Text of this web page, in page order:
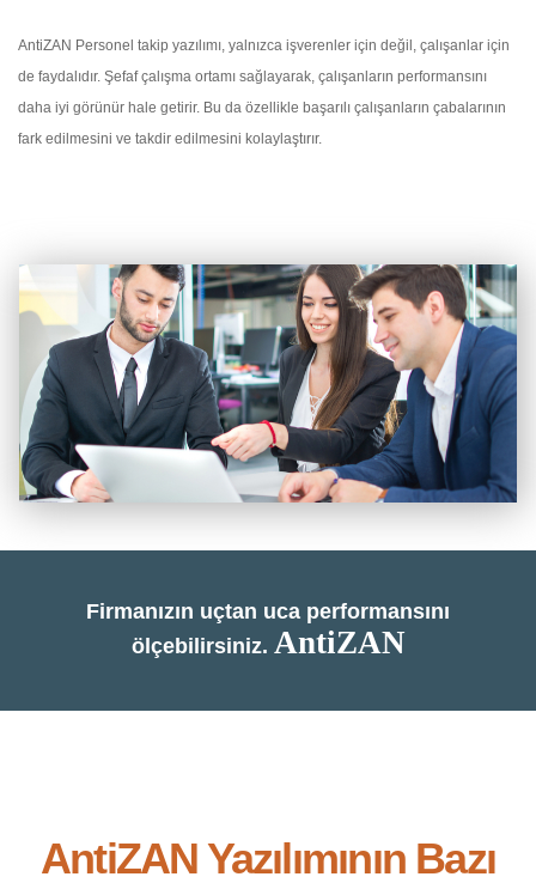
AntiZAN Personel takip yazılımı, yalnızca işverenler için değil, çalışanlar için
de faydalıdır. Şefaf çalışma ortamı sağlayarak, çalışanların performansını
daha iyi görünür hale getirir. Bu da özellikle başarılı çalışanların çabalarının
fark edilmesini ve takdir edilmesini kolaylaştırır.
Firmanızın uçtan uca performansını
ölçebilirsiniz. AntiZAN
AntiZAN Yazılımının Bazı